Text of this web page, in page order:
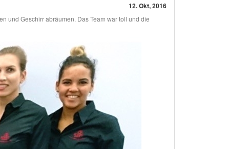
12. Okt, 2016
und Geschirr abräumen. Das Team war toll und die